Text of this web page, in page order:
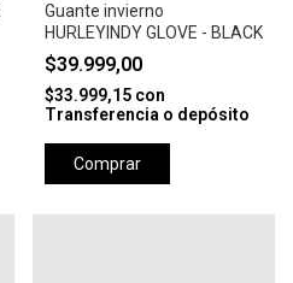
Guante invierno
HURLEYINDY GLOVE - BLACK
$39.999,00
$33.999,15 con
Transferencia o depósito
Comprar